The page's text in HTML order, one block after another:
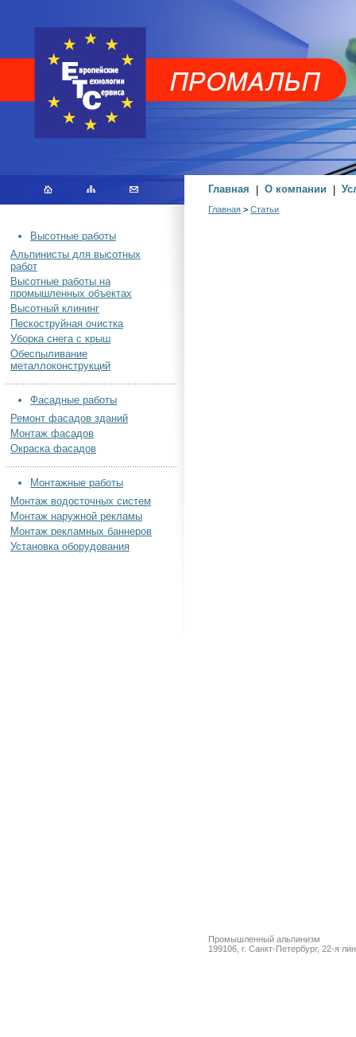
Главная О компании
Высотные работы
Альпинисты для высотных
работ
Высотные работы на
промышленных объектах
Высотный клининг
Пескоструйная очистка
Уборка снега с крыш
Обеспыливание
металлоконструкций
Фасадные работы
Ремонт фасадов зданий
Монтаж фасадов
Окраска фасадов
Монтажные работы
Монтаж водосточных систем
Монтаж наружной рекламы
Монтаж рекламных баннеров
Установка оборудования
Главная > Статьи
Промышленный альпинизм
199106, г. Санкт-Петербург, 22-я